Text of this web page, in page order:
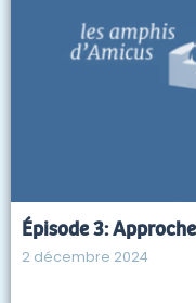
Épisode 3:
2 décembre 2024